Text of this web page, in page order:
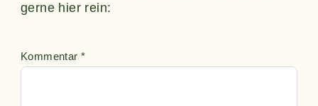
gerne hier rein:
Kommentar *